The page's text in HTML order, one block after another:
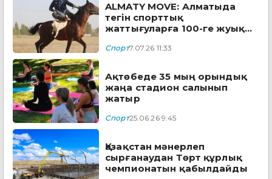
ALMATY MOVE: Алматыда
тегін спорттық
жаттығуларға 100-ге жуық
Спорт7.07.26 11:33
Ақтөбеде 35 мың орындық
жаңа стадион салынып
жатыр
Спорт25.06.26 9:45
Қазақстан мәнерлеп
сырғанаудан Төрт құрлық
чемпионатын қабылдайды